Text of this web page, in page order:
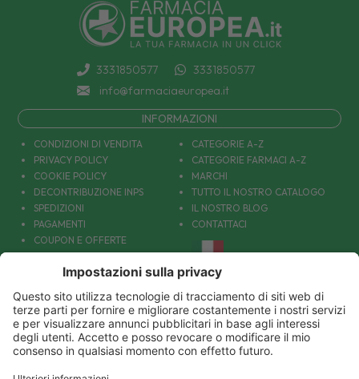
€ 11.45 €17.00
3331850577
3331850577
info@farmaciaeuropea.it
INFORMAZIONI
CONDIZIONI DI VENDITA
PRIVACY POLICY
COOKIE POLICY
DECONTRIBUZIONE INPS
SPEDIZIONI
PAGAMENTI
COUPON E OFFERTE
PATOLOGIE: CAUSE E RIMEDI
CATEGORIE A-Z
CATEGORIE FARMACI A-Z
MARCHI
TUTTO IL NOSTRO CATALOGO
IL NOSTRO BLOG
CONTATTACI
DIVENTIAMO AMICI!
Parafarmacia Europea Srl - Via Petraro 380- 80050 Santa Maria la Carità (NA) - P.IVA10677001215